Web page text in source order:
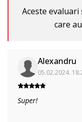
Aceste
care
Alexandru
05.02.2024.
Super!